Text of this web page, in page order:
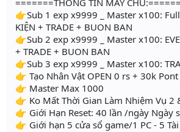
=======THÔNG TIN MÁY
👉Sub 1 exp x9999 _ Master x100: Full
KIỆN + TRADE + BUON BAN
👉Sub 2 exp x9999 _ Master x100:
+ TRADE + BUON BAN
👉Sub 3 exp x9999 _ Master x100:
👉 Tạo Nhân Vật OPEN 0 rs + 30k Pont
👉 Master Max 1000
👉 Ko Mất Thời Gian Làm Nhiệm Vụ 2
👉 Giới Hạn Reset: 40 lần /ngày Ngày
👉 Giới hạn 5 cửa sổ game/1 PC - 5